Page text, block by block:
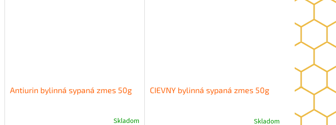
Antiurin bylinná sypaná zmes 50g
Skladom
CIEVNY bylinná sypaná zmes 50g
Skladom